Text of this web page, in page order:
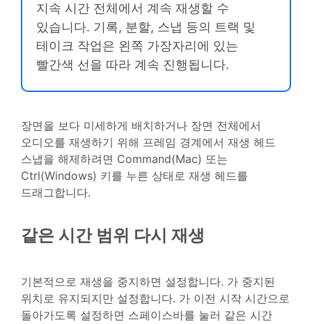
지속 시간 전체에서 계속 재생할 수
있습니다. 기록, 분할, 스냅 등의 트랙 및
테이크 작업은 왼쪽 가장자리에 있는
빨간색 선을 따라 계속 진행됩니다.
장면을 보다 미세하게 배치하거나 장면 전체에서
오디오를 재생하기 위해 프레임 경계에서 재생 헤드
스냅을 해제하려면 Command(Mac) 또는
Ctrl(Windows) 키를 누른 상태로 재생 헤드를
드래그합니다.
같은 시간 범위 다시 재생
기본적으로 재생을 중지하면 설정합니다. 가 중지된
위치로 유지되지만 설정합니다. 가 이전 시작 시간으로
돌아가도록 설정하면 스페이스바를 눌러 같은 시간